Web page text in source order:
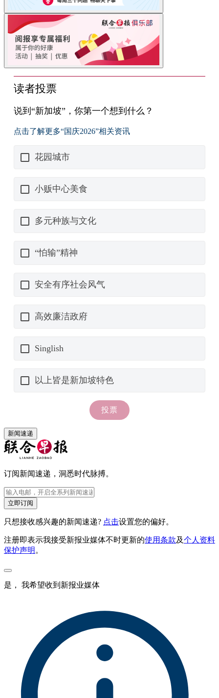
新闻速递
订阅新闻速递，洞悉时代脉搏。
立即订阅
只想接收感兴趣的新闻速递? 点击设置您的偏好。
注册即表示我接受新报业媒体不时更新的使用条款及个人资料
保护声明。
是， 我希望收到新报业媒体